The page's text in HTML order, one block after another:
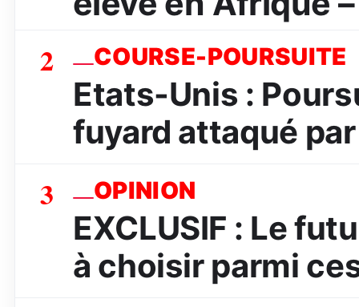
2
COURSE-POURSUITE
Etats-Unis :
fuyard attaqué
3 OPINION
EXCLUSIF : Le
à choisir parmi